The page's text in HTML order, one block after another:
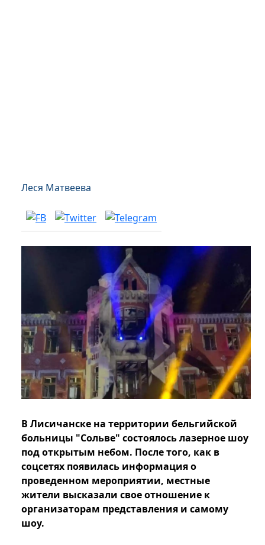
Леся Матвеева
В Лисичанске на территории бельгийской
больницы "Сольве" состоялось лазерное шоу
под открытым небом. После того, как в
соцсетях появилась информация о
проведенном мероприятии, местные
жители высказали свое отношение к
организаторам представления и самому
шоу.